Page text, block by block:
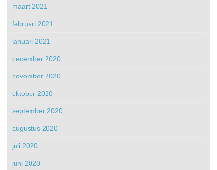
maart 2021
februari 2021
januari 2021
december 2020
november 2020
oktober 2020
september 2020
augustus 2020
juli 2020
juni 2020